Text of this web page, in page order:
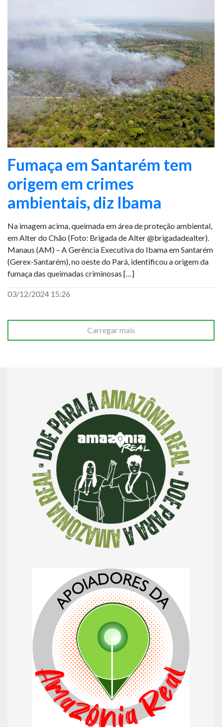
Fumaça em Santarém tem
origem em crimes
ambientais, diz Ibama
Na imagem acima, queimada em área de proteção ambiental,
em Alter do Chão (Foto: Brigada de Alter @brigadadealter).
Manaus (AM) – A Gerência Executiva do Ibama em Santarém
(Gerex-Santarém), no oeste do Pará, identificou a origem da
fumaça das queimadas criminosas […]
03/12/2024 15:26
Carregar mais